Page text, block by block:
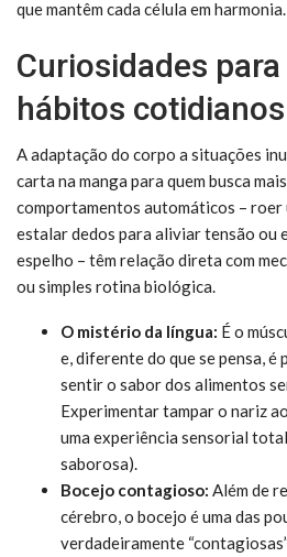
que mantêm cada célula em harmonia.
Curiosidades
hábitos cotidianos
A adaptação do corpo a situações
carta na manga para quem busca
comportamentos automáticos – roer
estalar dedos para aliviar tensão ou
espelho – têm relação direta com
ou simples rotina biológica.
O mistério da língua: É o
e, diferente do que se pensa,
sentir o sabor dos alimentos
Experimentar tampar o nariz
uma experiência sensorial
saborosa).
Bocejo contagioso: Além de
cérebro, o bocejo é uma das
verdadeiramente